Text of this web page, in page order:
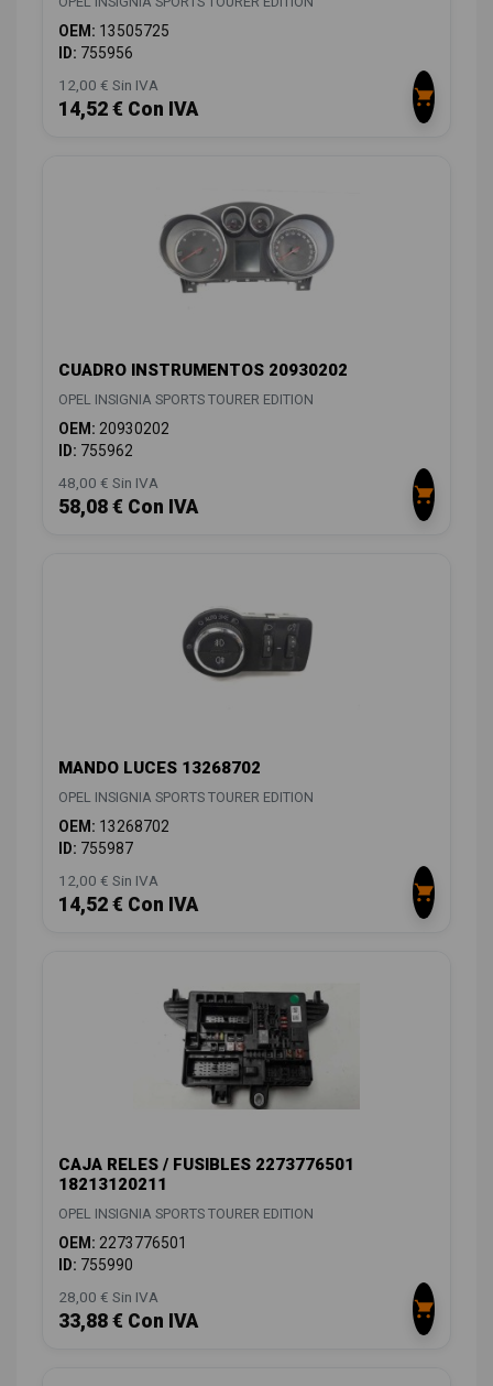
OEM: 13505725
ID: 755956
12,00 € Sin IVA
14,52 € Con IVA
CUADRO INSTRUMENTOS 20930202
OPEL INSIGNIA SPORTS TOURER EDITION
OEM: 20930202
ID: 755962
48,00 € Sin IVA
58,08 € Con IVA
MANDO LUCES 13268702
OPEL INSIGNIA SPORTS TOURER EDITION
OEM: 13268702
ID: 755987
12,00 € Sin IVA
14,52 € Con IVA
CAJA RELES / FUSIBLES 2273776501
18213120211
OPEL INSIGNIA SPORTS TOURER EDITION
OEM: 2273776501
ID: 755990
28,00 € Sin IVA
33,88 € Con IVA